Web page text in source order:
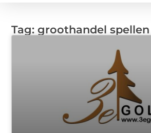
Tag: groothandel spellen